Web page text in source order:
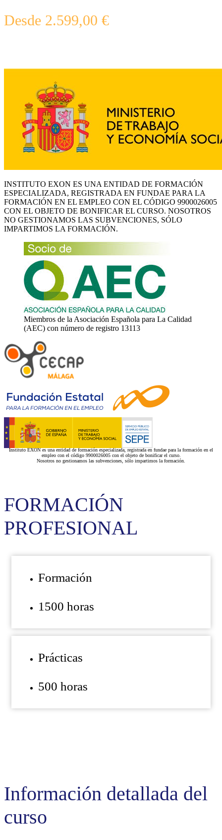
Desde 2.599,00 €
INSTITUTO EXON ES UNA ENTIDAD DE FORMACIÓN
ESPECIALIZADA, REGISTRADA EN FUNDAE PARA LA
FORMACIÓN EN EL EMPLEO CON EL CÓDIGO 9900026005
CON EL OBJETO DE BONIFICAR EL CURSO. NOSOTROS
NO GESTIONAMOS LAS SUBVENCIONES, SÓLO
IMPARTIMOS LA FORMACIÓN.
Miembros de la Asociación Española para La Calidad
(AEC) con número de registro 13113
Instituto EXON es una entidad de formación especializada, registrada en fundae para la formación en el
empleo con el código 9900026005 con el objeto de bonificar el curso.
Nosotros no gestionamos las subvenciones, sólo impartimos la formación.
FORMACIÓN
PROFESIONAL
Formación
1500 horas
Prácticas
500 horas
Información detallada del
curso